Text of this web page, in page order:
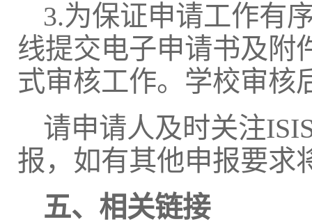
3.为保证申请工作有
线提交电子申请书及附
式审核工作。学校审核
请申请人及时关注
报，如有其他申报要求
五、相关链接